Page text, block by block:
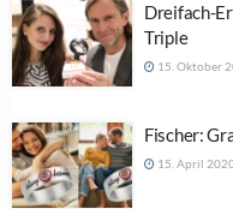
Dreifach-
Triple
15. Oktober
Fischer:
15. April